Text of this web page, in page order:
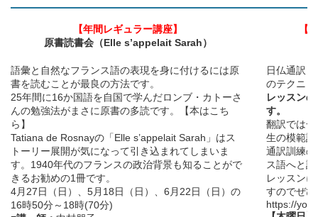
【年間レギュラー講座】
原書読書会（Elle s’appelait Sarah）
語彙と自然なフランス語の表現を身に付けるには原
書を読むことが最良の方法です。
25年間に16か国語を自国で学んだロンブ・カトーさ
んの勉強法がまさに原書の多読です。【本はこち
ら 】
Tatiana de Rosnayの「Elle s’appelait Sarah」はス
トーリー展開が気になって引き込まれてしまいま
す。1940年代のフランスの政治背景も知ることがで
きるお勧めの1冊です。
4月27日（日）、5月18日（日）、6月22日（日）の
16時50分～18時(70分)
【
日仏通訳
のテクニ
レッスン
す。
翻訳では
生の模範
通訳訓練
ス語へと
レッスン
すのでぜ
https://